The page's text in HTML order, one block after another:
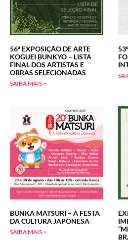
56ª EXPOSIÇÃO DE ARTE
KOGUEI BUNKYO – LISTA
FINAL DOS ARTISTAS E
OBRAS SELECIONADAS
SAIBA MAIS >
BUNKA MATSURI – A FESTA
DA CULTURA JAPONESA
SAIBA MAIS >